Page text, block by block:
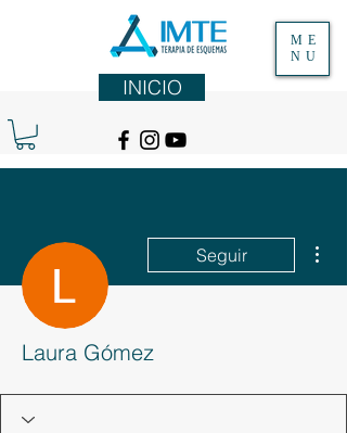
ME
NU
INICIO
Seguir
Laura Gómez